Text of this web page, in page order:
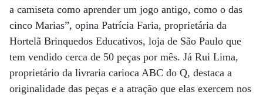
a camiseta como aprender um jogo antigo, como o das
cinco Marias”, opina Patrícia Faria, proprietária da
Hortelã Brinquedos Educativos, loja de São Paulo que
tem vendido cerca de 50 peças por mês. Já Rui Lima,
proprietário da livraria carioca ABC do Q, destaca a
originalidade das peças e a atração que elas exercem nos